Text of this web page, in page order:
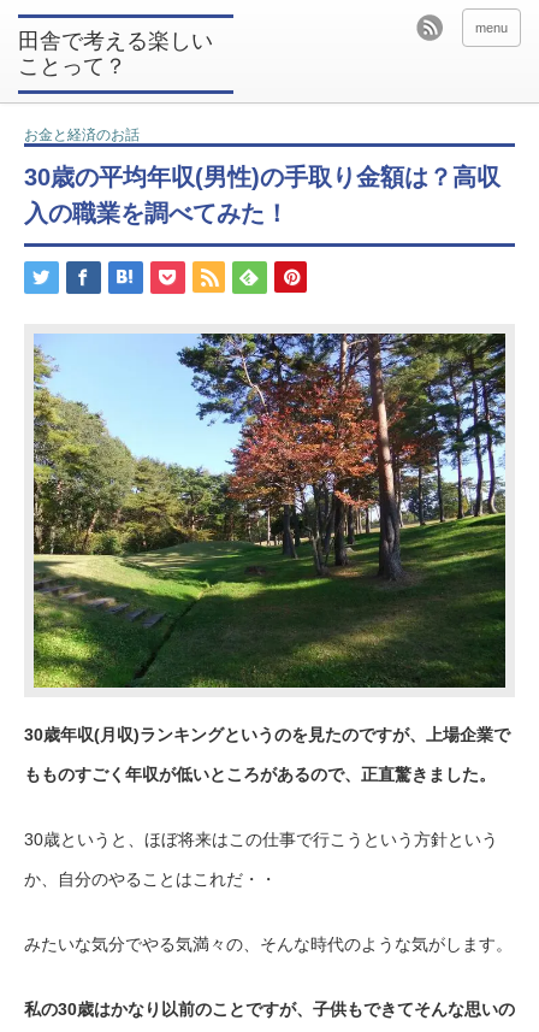
田舎で考える楽しい
ことって？
menu
お金と経済のお話
30歳の平均年収(男性)の手取り金額は？高収
入の職業を調べてみた！
30歳年収(月収)ランキングというのを見たのですが、上場企業で
もものすごく年収が低いところがあるので、正直驚きました。
30歳というと、ほぼ将来はこの仕事で行こうという方針という
か、自分のやることはこれだ・・
みたいな気分でやる気満々の、そんな時代のような気がします。
私の30歳はかなり以前のことですが、子供もできてそんな思いの